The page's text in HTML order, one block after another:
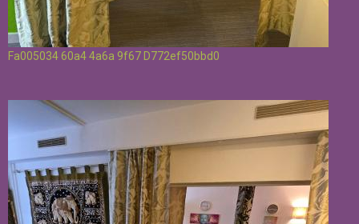
Fa005034 60a4 4a6a 9f67 D772ef50bbd0